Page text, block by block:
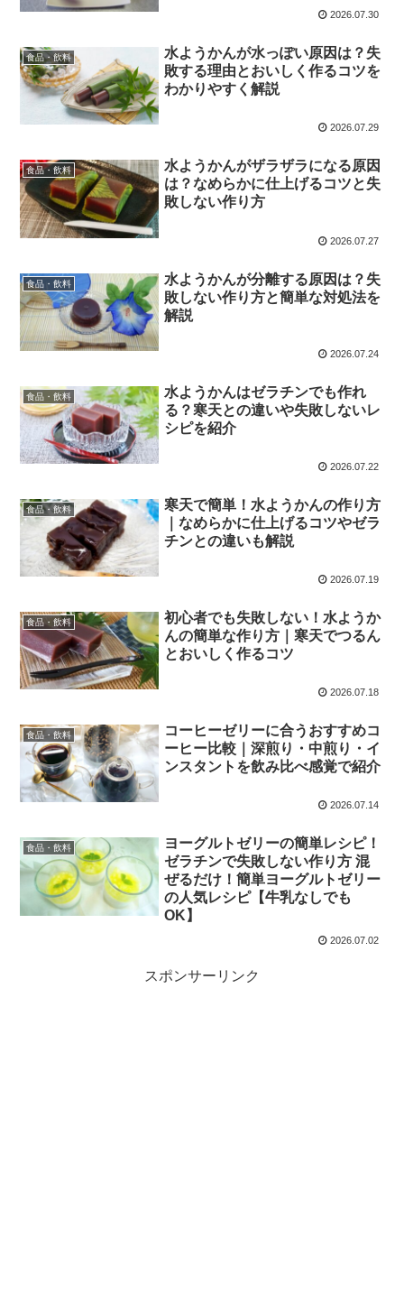
2026.07.30
食品・飲料
水ようかんが水っぽい原因は？失
敗する理由とおいしく作るコツを
わかりやすく解説
2026.07.29
食品・飲料
水ようかんがザラザラになる原因
は？なめらかに仕上げるコツと失
敗しない作り方
2026.07.27
食品・飲料
水ようかんが分離する原因は？失
敗しない作り方と簡単な対処法を
解説
2026.07.24
食品・飲料
水ようかんはゼラチンでも作れ
る？寒天との違いや失敗しないレ
シピを紹介
2026.07.22
食品・飲料
寒天で簡単！水ようかんの作り方
｜なめらかに仕上げるコツやゼラ
チンとの違いも解説
2026.07.19
食品・飲料
初心者でも失敗しない！水ようか
んの簡単な作り方｜寒天でつるん
とおいしく作るコツ
2026.07.18
食品・飲料
コーヒーゼリーに合うおすすめコ
ーヒー比較｜深煎り・中煎り・イ
ンスタントを飲み比べ感覚で紹介
2026.07.14
食品・飲料
ヨーグルトゼリーの簡単レシピ！
ゼラチンで失敗しない作り方 混
ぜるだけ！簡単ヨーグルトゼリー
の人気レシピ【牛乳なしでも
OK】
2026.07.02
スポンサーリンク